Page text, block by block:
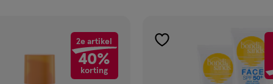
2e artikel
40%
korting
toevoegen
verlanglijst